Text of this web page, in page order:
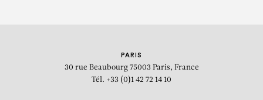
Delacroix Impression
PARIS
30 rue Beaubourg 75003 Paris, France
Tél. +33 (0)1 42 72 14 10